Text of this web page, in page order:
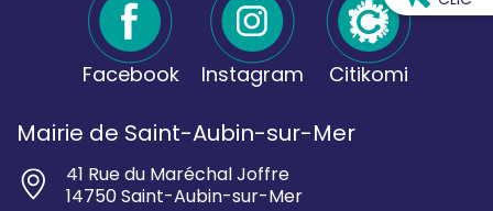
Facebook Instagram Citikomi
Mairie de Saint-Aubin-sur-Mer
41 Rue du Maréchal Joffre
14750 Saint-Aubin-sur-Mer